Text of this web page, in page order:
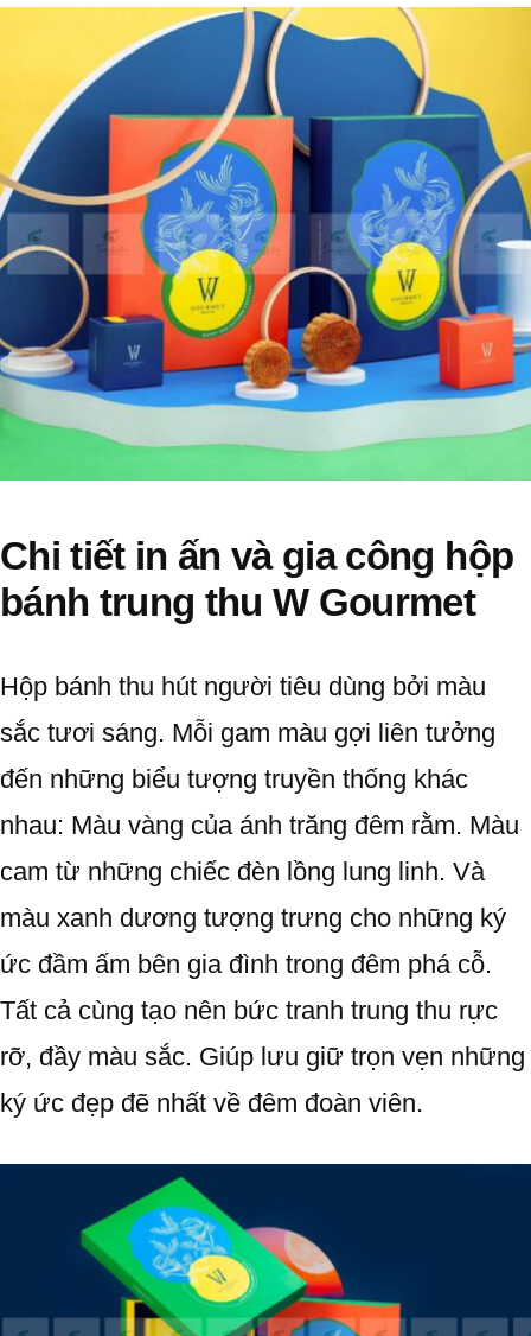
Chi tiết in ấn và gia công hộp
bánh trung thu W Gourmet
Hộp bánh thu hút người tiêu dùng bởi màu
sắc tươi sáng. Mỗi gam màu gợi liên tưởng
đến những biểu tượng truyền thống khác
nhau: Màu vàng của ánh trăng đêm rằm. Màu
cam từ những chiếc đèn lồng lung linh. Và
màu xanh dương tượng trưng cho những ký
ức đầm ấm bên gia đình trong đêm phá cỗ.
Tất cả cùng tạo nên bức tranh trung thu rực
rỡ, đầy màu sắc. Giúp lưu giữ trọn vẹn những
ký ức đẹp đẽ nhất về đêm đoàn viên.